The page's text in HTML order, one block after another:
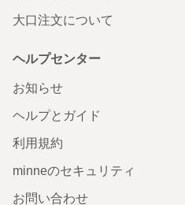
大口注文について
ヘルプセンター
お知らせ
ヘルプとガイド
利用規約
minneのセキュリティ
お問い合わせ